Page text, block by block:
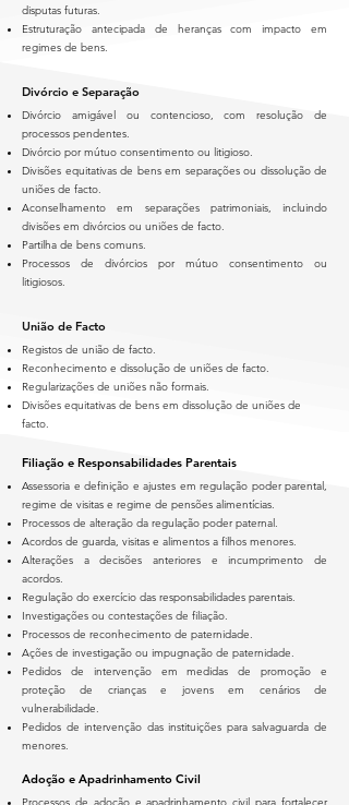
disputas futuras.
Estruturação antecipada de heranças com impacto em
regimes de bens.
Divórcio e Separação
Divórcio amigável ou contencioso, com resolução de
processos pendentes.
Divórcio por mútuo consentimento ou litigioso.
Divisões equitativas de bens em separações ou dissolução de
uniões de facto.
Aconselhamento em separações patrimoniais, incluindo
divisões em divórcios ou uniões de facto.
Partilha de bens comuns.
Processos de divórcios por mútuo consentimento ou
litigiosos.
União de Facto
Registos de união de facto.
​Reconhecimento e dissolução de uniões de facto.
Regularizações de uniões não formais.
Divisões equitativas de bens em dissolução de uniões de
facto.
Filiação e Responsabilidades Parentais
Assessoria e definição e ajustes em regulação poder parental,
regime de visitas e regime de pensões alimentícias.
Processos de alteração da regulação poder paternal.
Acordos de guarda, visitas e alimentos a filhos menores.
Alterações a decisões anteriores e incumprimento de
acordos.
Regulação do exercício das responsabilidades parentais.
Investigações ou contestações de filiação.
Processos de reconhecimento de paternidade.
Ações de investigação ou impugnação de paternidade.
Pedidos de intervenção em medidas de promoção e
proteção de crianças e jovens em cenários de
vulnerabilidade.
Pedidos de intervenção das instituições para salvaguarda de
menores.
Adoção e Apadrinhamento Civil